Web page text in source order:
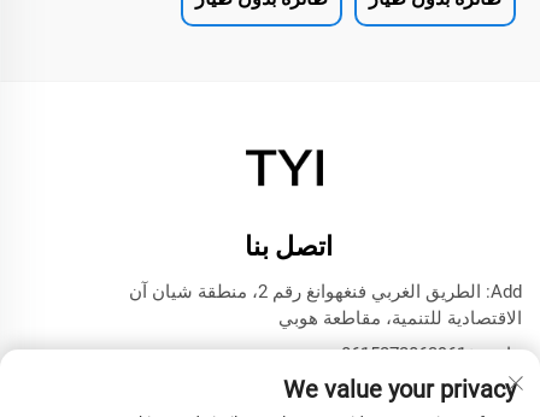
اتصل بنا
Add: الطريق الغربي فنغهوانغ رقم 2، منطقة شيان آن
الاقتصادية للتنمية، مقاطعة هوبي
هاتف:+8615272063961
البريد الإلكتروني:[email protected]
We value your privacy